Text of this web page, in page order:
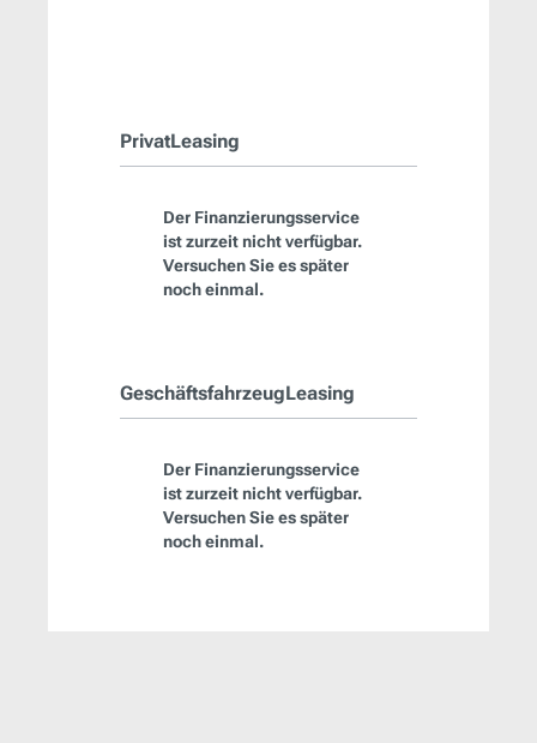
PrivatLeasing
Der Finanzierungsservice
ist zurzeit nicht verfügbar.
Versuchen Sie es später
noch einmal.
GeschäftsfahrzeugLeasing
Der Finanzierungsservice
ist zurzeit nicht verfügbar.
Versuchen Sie es später
noch einmal.